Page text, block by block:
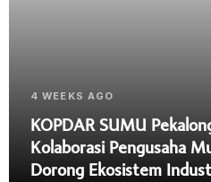
4 WEEKS AGO
KOPDAR SUMU
Kolaborasi Pengusaha
Dorong Ekosistem